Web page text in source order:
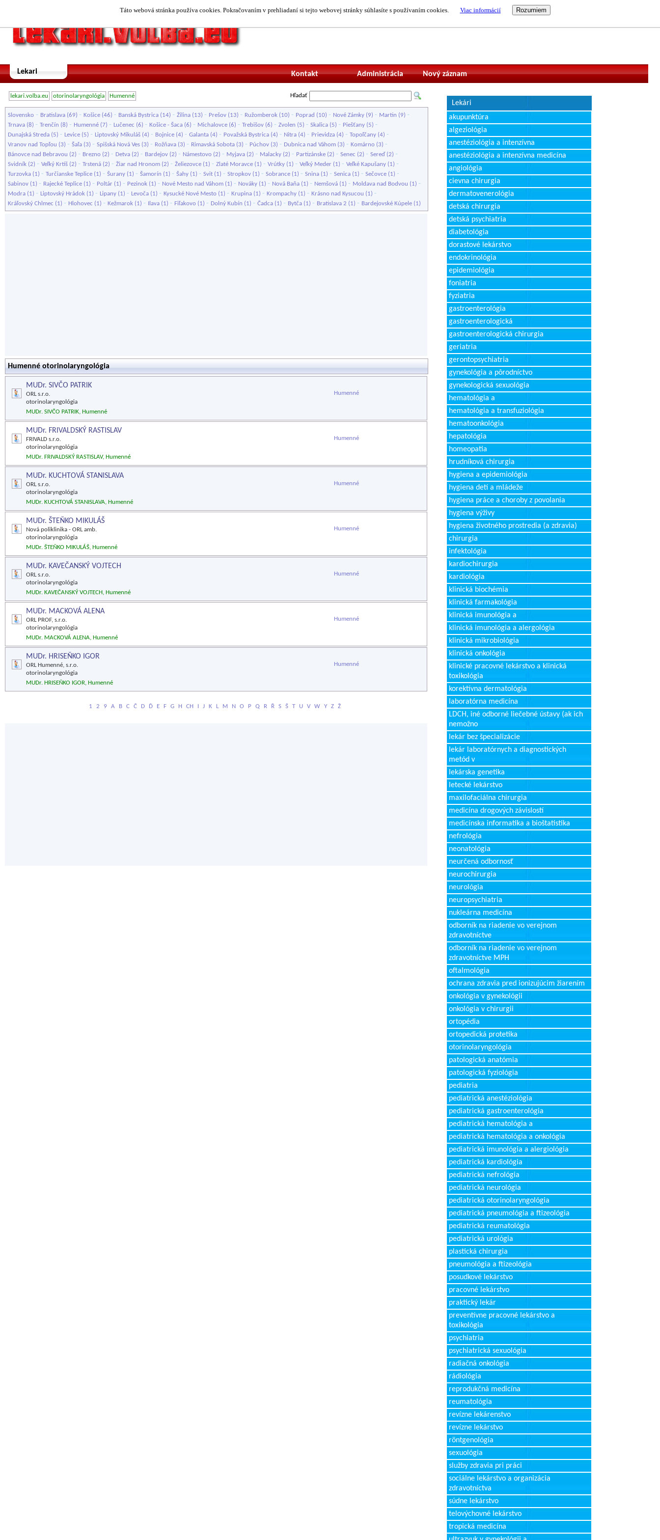
Táto webová stránka používa cookies. Pokračovaním v prehliadaní si tejto webovej stránky súhlasíte s používaním cookies. Viac informácií
Lekari Nový záznam
Administrácia
Kontakt
lekari.volba.eu otorinolaryngológia Humenné Hľadať
Slovensko - Bratislava (69) - Košice (46) - Banská Bystrica (14) - Žilina (13) - Prešov (13) - Ružomberok (10) - Poprad (10) - Nové Zámky (9) - Martin (9) -
Trnava (8) - Trenčín (8) - Humenné (7) - Lučenec (6) - Košice - Šaca (6) - Michalovce (6) - Trebišov (6) - Zvolen (5) - Skalica (5) - Piešťany (5) -
Dunajská Streda (5) - Levice (5) - Liptovský Mikuláš (4) - Bojnice (4) - Galanta (4) - Považská Bystrica (4) - Nitra (4) - Prievidza (4) - Topoľčany (4) -
Vranov nad Topľou (3) - Šaľa (3) - Spišská Nová Ves (3) - Rožňava (3) - Rimavská Sobota (3) - Púchov (3) - Dubnica nad Váhom (3) - Komárno (3) -
Bánovce nad Bebravou (2) - Brezno (2) - Detva (2) - Bardejov (2) - Námestovo (2) - Myjava (2) - Malacky (2) - Partizánske (2) - Senec (2) - Sereď(2) -
Svidník (2) - Veľký Krtíš (2) - Trstená (2) - Žiar nad Hronom (2) - Želiezovce (1) - Zlaté Moravce (1) - Vrútky (1) - Veľký Meder (1) - Veľké Kapušany (1) -
Turzovka (1) - Turčianske Teplice (1) - Šurany (1) - Šamorín (1) - Šahy (1) - Svit (1) - Stropkov (1) - Sobrance (1) - Snina (1) - Senica (1) - Sečovce (1) -
Sabinov (1) - Rajecké Teplice (1) - Poltár (1) - Pezinok (1) - Nové Mesto nad Váhom (1) - Nováky (1) - Nová Baňa (1) - Nemšová (1) - Moldava nad Bodvou (1) -
Modra (1) - Liptovský Hrádok (1) - Lipany (1) - Levoča (1) - Kysucké Nové Mesto (1) - Krupina (1) - Krompachy (1) - Krásno nad Kysucou (1) -
Kráľovský Chlmec (1) - Hlohovec (1) - Kežmarok (1) - Ilava (1) - Fiľakovo (1) - Dolný Kubín (1) - Čadca (1) - Bytča (1) - Bratislava 2 (1) - Bardejovské Kúpele (1)
Humenné otorinolaryngológia
MUDr. SIVČO PATRIK
ORL s.r.o.
otorinolaryngológia
Humenné
MUDr. SIVČO PATRIK, Humenné
MUDr. FRIVALDSKÝ RASTISLAV
FRIVALD s.r.o.
otorinolaryngológia
Humenné
MUDr. FRIVALDSKÝ RASTISLAV, Humenné
MUDr. KUCHTOVÁ STANISLAVA
ORL s.r.o.
otorinolaryngológia
Humenné
MUDr. KUCHTOVÁ STANISLAVA, Humenné
MUDr. ŠTEŇKO MIKULÁŠ
Nová poliklinika - ORL amb.
otorinolaryngológia
Humenné
MUDr. ŠTEŇKO MIKULÁŠ, Humenné
MUDr. KAVEČANSKÝ VOJTECH
ORL s.r.o.
otorinolaryngológia
Humenné
MUDr. KAVEČANSKÝ VOJTECH, Humenné
MUDr. MACKOVÁ ALENA
ORL PROF, s.r.o.
otorinolaryngológia
Humenné
MUDr. MACKOVÁ ALENA, Humenné
MUDr. HRISEŇKO IGOR
ORL Humenné, s.r.o.
otorinolaryngológia
Humenné
MUDr. HRISEŇKO IGOR, Humenné
1 2 9 A B C Č D Ď E F G H CH I J K L M N O P Q R Ř S Š T U V W Y Z Ž
Lekári
akupunktúra
algeziológia
anestéziológia a intenzívna
anestéziológia a intenzívna medicína
angiológia
cievna chirurgia
dermatovenerológia
detská chirurgia
detská psychiatria
diabetológia
dorastové lekárstvo
endokrinológia
epidemiológia
foniatria
fyziatria
gastroenterológia
gastroenterologická
gastroenterologická chirurgia
geriatria
gerontopsychiatria
gynekológia a pôrodníctvo
gynekologická sexuológia
hematológia a
hematológia a transfuziológia
hematoonkológia
hepatológia
homeopatia
hrudníková chirurgia
hygiena a epidemiológia
hygiena detí a mládeže
hygiena práce a choroby z povolania
hygiena výživy
hygiena životného prostredia (a zdravia)
chirurgia
infektológia
kardiochirurgia
kardiológia
klinická biochémia
klinická farmakológia
klinická imunológia a
klinická imunológia a alergológia
klinická mikrobiológia
klinická onkológia
klinické pracovné lekárstvo a klinická
toxikológia
korektívna dermatológia
laboratórna medicína
LDCH, iné odborné liečebné ústavy (ak ich
nemožno
lekár bez špecializácie
lekár laboratórnych a diagnostických
metód v
lekárska genetika
letecké lekárstvo
maxilofaciálna chirurgia
medicína drogových závislostí
medicínska informatika a bioštatistika
nefrológia
neonatológia
neurčená odbornosť
neurochirurgia
neurológia
neuropsychiatria
nukleárna medicína
odborník na riadenie vo verejnom
zdravotníctve
odborník na riadenie vo verejnom
zdravotníctve MPH
oftalmológia
ochrana zdravia pred ionizujúcim žiarením
onkológia v gynekológii
onkológia v chirurgii
ortopédia
ortopedická protetika
otorinolaryngológia
patologická anatómia
patologická fyziológia
pediatria
pediatrická anestéziológia
pediatrická gastroenterológia
pediatrická hematológia a
pediatrická hematológia a onkológia
pediatrická imunológia a alergiológia
pediatrická kardiológia
pediatrická nefrológia
pediatrická neurológia
pediatrická otorinolaryngológia
pediatrická pneumológia a ftizeológia
pediatrická reumatológia
pediatrická urológia
plastická chirurgia
pneumológia a ftizeológia
posudkové lekárstvo
pracovné lekárstvo
praktický lekár
preventívne pracovné lekárstvo a
toxikológia
psychiatria
psychiatrická sexuológia
radiačná onkológia
rádiológia
reprodukčná medicína
reumatológia
revízne lekárenstvo
revízne lekárstvo
röntgenológia
sexuológia
služby zdravia pri práci
sociálne lekárstvo a organizácia
zdravotníctva
súdne lekárstvo
telovýchovné lekárstvo
tropická medicína